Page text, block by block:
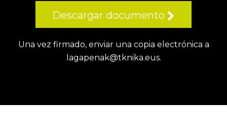
Descargar documento
Una vez firmado, enviar una copia electrónica a
lagapenak@tknika.eus.